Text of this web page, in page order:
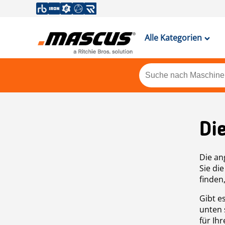
Alle Kategorien
Die
Sie
Gibt
unten
für